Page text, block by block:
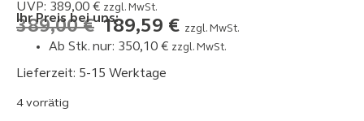
UVP: 389,00 € zzgl. MwSt.
Ihr Preis bei uns:
389,00€ 189,59 € zzgl. MwSt.
Ab Stk. nur: 350,10 € zzgl. MwSt.
Lieferzeit: 5-15 Werktage
4 vorrätig